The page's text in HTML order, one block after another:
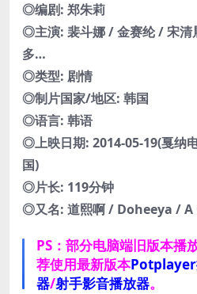
◎编剧: 郑朱莉
◎主演: 裴斗娜 / 金赛纶 / 宋清
多…
◎类型: 剧情
◎制片国家/地区: 韩国
◎语言: 韩语
◎上映日期: 2014-05-19(戛纳
国)
◎片长: 119分钟
◎又名: 道熙啊 / Doheeya /
PS：部分电脑端旧版本播
荐使用最新版本Potplayer
器/射手影音播放器。